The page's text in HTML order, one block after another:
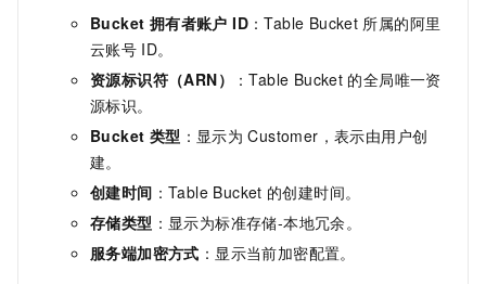
Bucket 拥有者账户 ID ：Table Bucket 所属的阿里
云账号 ID。
资源标识符（ARN）
：Table Bucket 的全局唯一资
源标识。
Bucket 类型 ：显示为 Customer，表示由用户创
建。
创建时间 ：Table Bucket 的创建时间。
存储类型 ：显示为标准存储-本地冗余。
服务端加密方式 ：显示当前加密配置。